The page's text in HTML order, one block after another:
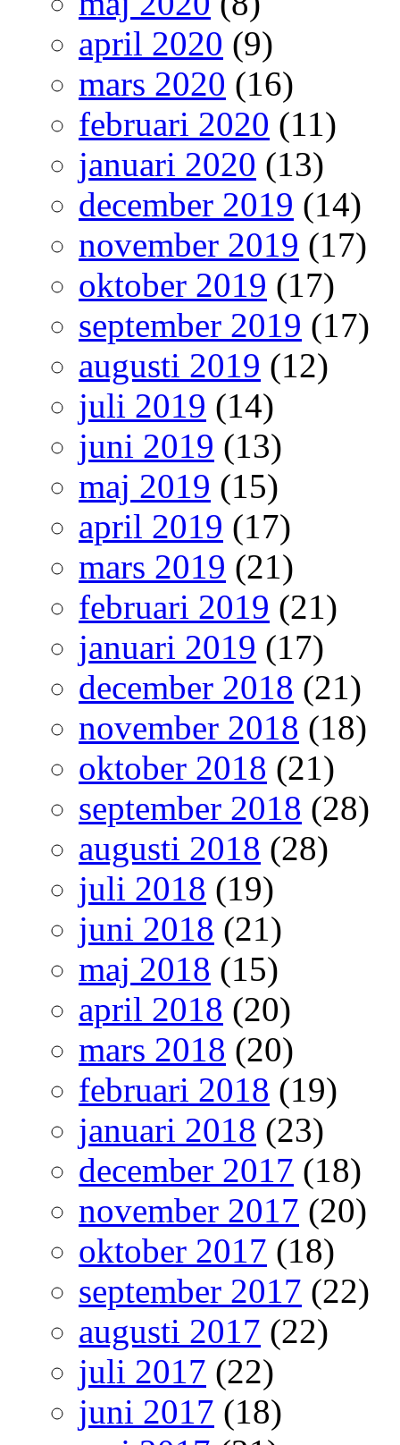
april 2020 (9)
mars 2020 (16)
februari 2020 (11)
januari 2020 (13)
december 2019 (14)
november 2019 (17)
oktober 2019 (17)
september 2019 (17)
augusti 2019 (12)
juli 2019 (14)
juni 2019 (13)
maj 2019 (15)
april 2019 (17)
mars 2019 (21)
februari 2019 (21)
januari 2019 (17)
december 2018 (21)
november 2018 (18)
oktober 2018 (21)
september 2018 (28)
augusti 2018 (28)
juli 2018 (19)
juni 2018 (21)
maj 2018 (15)
april 2018 (20)
mars 2018 (20)
februari 2018 (19)
januari 2018 (23)
december 2017 (18)
november 2017 (20)
oktober 2017 (18)
september 2017 (22)
augusti 2017 (22)
juli 2017 (22)
juni 2017 (18)